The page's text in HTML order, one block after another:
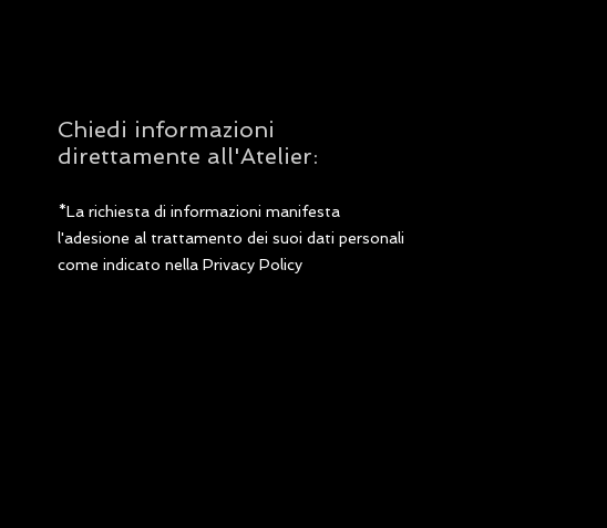
Chiedi informazioni
direttamente all'Atelier:
*La richiesta di informazioni manifesta
l'adesione al trattamento dei suoi dati personali
come indicato nella Privacy Policy